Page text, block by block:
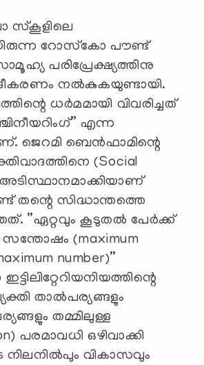
സ്‌കൂളിലെ
റോസ്‌കോ പൗണ്ട്
പരിപ്രേക്ഷ്യത്തിനു
നല്‍കുകയുണ്ടായി.
ധര്‍മമായി വിവരിച്ചത്
എന്ന
ജെറമി ബെന്‍ഫാമിന്റെ
(Social
അടിസ്ഥാനമാക്കിയാണ്
സിദ്ധാന്തത്തെ
”ഏറ്റവും കൂടുതല്‍ പേര്‍ക്ക്
(maximum
number)”
താല്‍പര്യങ്ങളും
തമ്മിലുള്ള
പരമാവധി ഒഴിവാക്കി
വികാസവും